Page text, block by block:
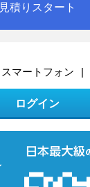
見積りスタート
スマートフォン |
ログイン